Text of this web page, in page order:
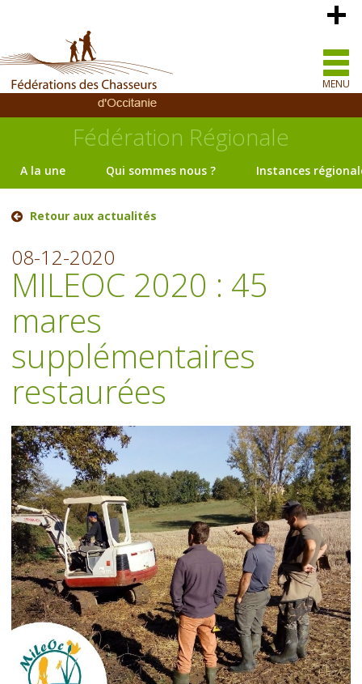
MENU
Fédération Régionale
A la une Qui sommes nous ? Instances
Retour aux actualités
08-12-2020
MILEOC 2020 : 45
mares
supplémentaires
restaurées